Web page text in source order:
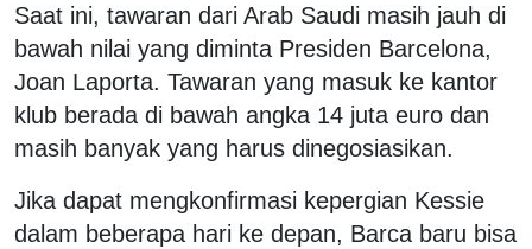
Saat ini, tawaran dari Arab Saudi masih jauh di
bawah nilai yang diminta Presiden Barcelona,
Joan Laporta. Tawaran yang masuk ke kantor
klub berada di bawah angka 14 juta euro dan
masih banyak yang harus dinegosiasikan.
Jika dapat mengkonfirmasi kepergian Kessie
dalam beberapa hari ke depan, Barca baru bisa